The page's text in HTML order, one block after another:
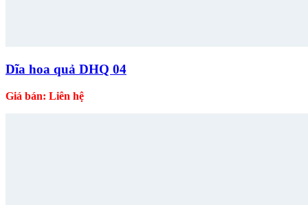
Dĩa hoa quả DHQ 04
Giá bán: Liên hệ